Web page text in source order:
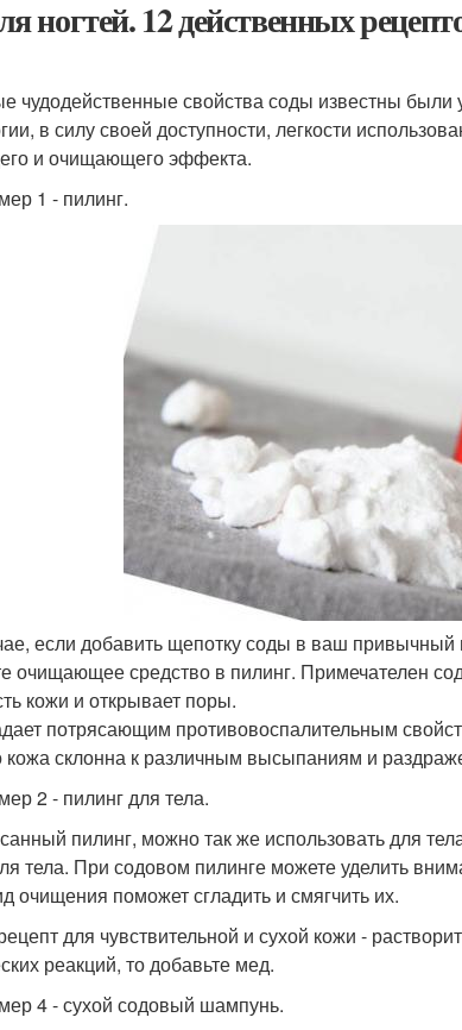
ногтей. 12 действенных
чудодейственные свойства соды известны
в силу своей доступности, легкости
и очищающего эффекта.
1 - пилинг.
если добавить щепотку соды в ваш
очищающее средство в пилинг. Примечателен
кожи и открывает поры.
потрясающим противовоспалительным
кожа склонна к различным высыпаниям и
2 - пилинг для тела.
пилинг, можно так же использовать для
тела. При содовом пилинге можете уделить
очищения поможет сгладить и смягчить их.
для чувствительной и сухой кожи -
реакций, то добавьте мед.
4 - сухой содовый шампунь.